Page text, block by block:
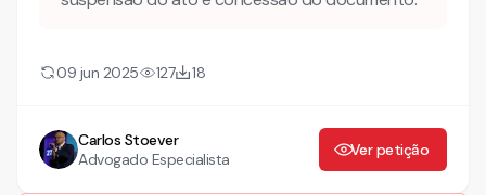
09 jun 2025 127 18
Carlos Stoever
Advogado Especialista
Ver petição